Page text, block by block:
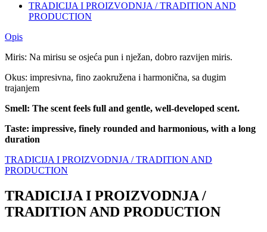
TRADICIJA I PROIZVODNJA / TRADITION AND
PRODUCTION
Opis
Miris: Na mirisu se osjeća pun i nježan, dobro razvijen miris.
Okus: impresivna, fino zaokružena i harmonična, sa dugim
trajanjem
Smell: The scent feels full and gentle, well-developed scent.
Taste: impressive, finely rounded and harmonious, with a long
duration
TRADICIJA I PROIZVODNJA / TRADITION AND
PRODUCTION
TRADICIJA I PROIZVODNJA /
TRADITION AND PRODUCTION